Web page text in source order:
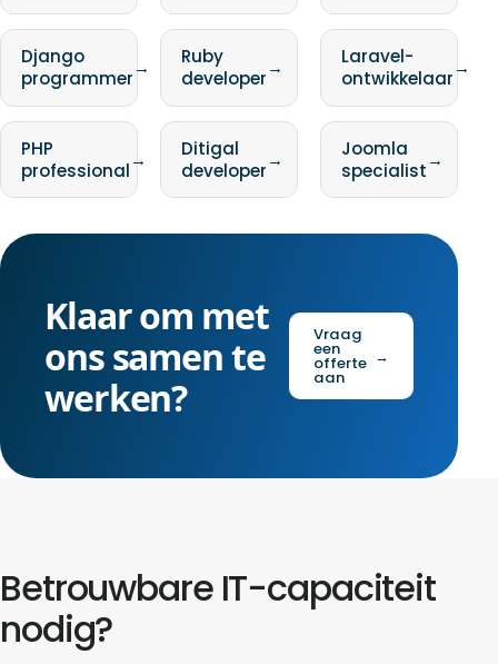
Django
programmer→
Ruby
developer→
Laravel-
ontwikkelaar→
PHP
professional→
Ditigal
developer→
Joomla
specialist→
Klaar om met
ons samen te
werken?
Vraag
een
offerte
aan
→
Betrouwbare IT-capaciteit
nodig?